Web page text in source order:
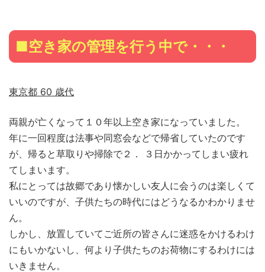
■空き家の管理を行う中で・・・
東京都 60 歳代
両親が亡くなって１０年以上空き家になっていました。
年に一回程度は法事や同窓会などで帰省していたのです
が、帰ると草取りや掃除で２． ３日かかってしまい疲れ
てしまいます。
私にとっては故郷であり懐かしい友人に会うのは楽しくて
いいのですが、子供たちの時代にはどうなるかわかりませ
ん。
しかし、放置していてご近所の皆さんに迷惑をかけるわけ
にもいかないし、何より子供たちのお荷物にするわけには
いきません。